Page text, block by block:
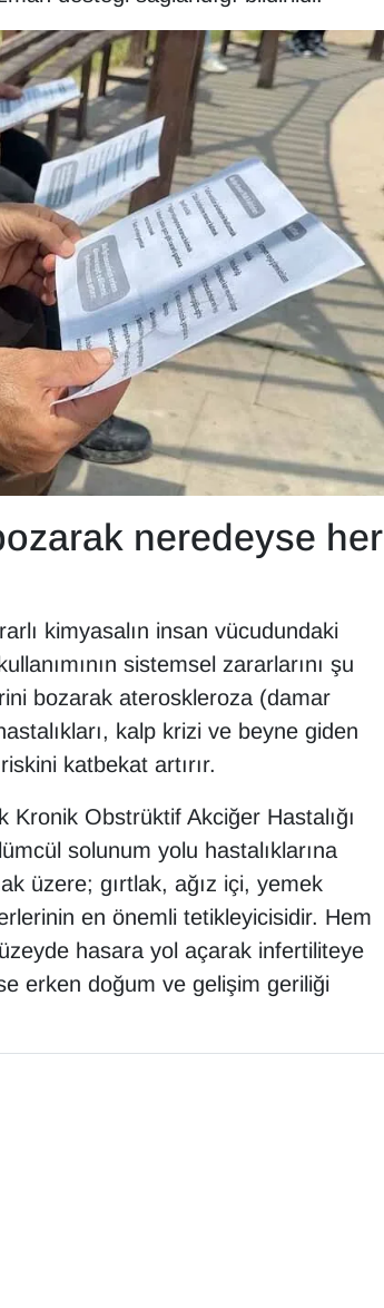
neredeyse her
kimyasalın insan vücudundaki
sistemsel zararlarını şu
bozarak ateroskleroza (damar
kalp krizi ve beyne giden
katbekat artırır.
Obstrüktif Akciğer Hastalığı
solunum yolu hastalıklarına
üzere; gırtlak, ağız içi, yemek
en önemli tetikleyicisidir. Hem
hasara yol açarak infertiliteye
erken doğum ve gelişim geriliği